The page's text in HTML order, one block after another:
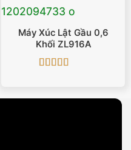
Máy Xúc Lật Gầu 0,6
Khối ZL916A